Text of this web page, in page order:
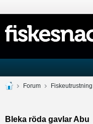
Forum Fiskeutrustning
Bleka röda gavlar Abu